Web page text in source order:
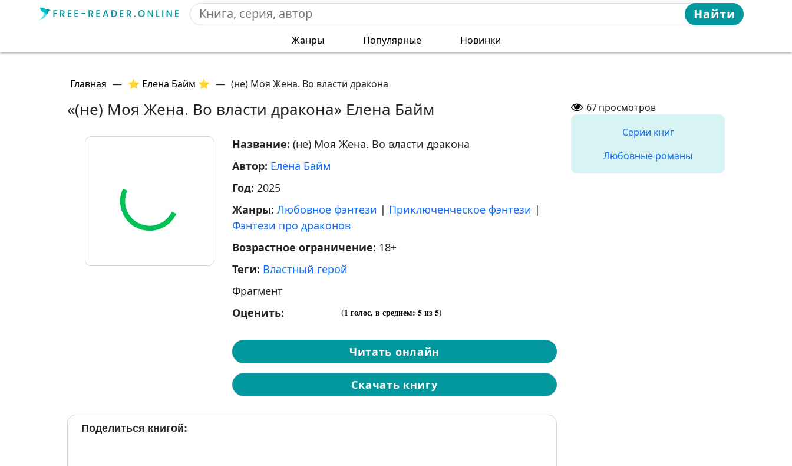
Найти
Жанры Популярные Новинки
Главная — ⭐ Елена Байм ⭐ — (не) Моя Жена. Во власти дракона
«(не) Моя Жена. Во власти дракона» Елена Байм
Название: (не) Моя Жена. Во власти дракона
Автор: Елена Байм
Год: 2025
Жанры: Любовное фэнтези | Приключенческое фэнтези |
Фэнтези про драконов
Возрастное ограничение: 18+
Теги: Властный герой
Фрагмент
Оценить:
(1 голос, в среднем: 5из 5)
Читать онлайн
Скачать книгу
Поделиться книгой:
67просмотров
Серии книг
Любовные романы